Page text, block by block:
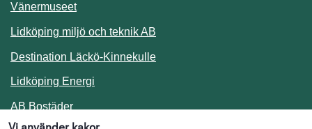
Vänermuseet
Lidköping miljö och teknik AB
Destination Läckö-KinnekulleLänk till annan webbplats.
Lidköping Energi
AB BostäderLänk till annan webbplats.